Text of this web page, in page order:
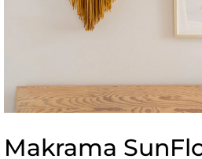
Makrama